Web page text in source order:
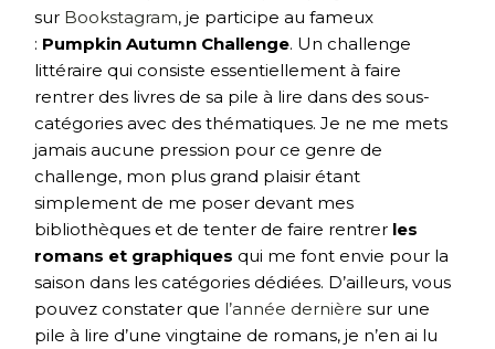
sur Bookstagram, je participe au fameux
: Pumpkin Autumn Challenge. Un challenge
littéraire qui consiste essentiellement à faire
rentrer des livres de sa pile à lire dans des sous-
catégories avec des thématiques. Je ne me mets
jamais aucune pression pour ce genre de
challenge, mon plus grand plaisir étant
simplement de me poser devant mes
bibliothèques et de tenter de faire rentrer les
romans et graphiques qui me font envie pour la
saison dans les catégories dédiées. D’ailleurs, vous
pouvez constater que l’année dernière sur une
pile à lire d’une vingtaine de romans, je n’en ai lu